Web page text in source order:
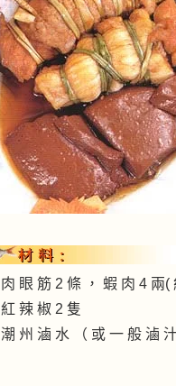
肉 眼 筋 2 條 ， 蝦 肉 4 兩(
紅 辣 椒 2 隻
潮 州 滷 水 （ 或 一 般 滷